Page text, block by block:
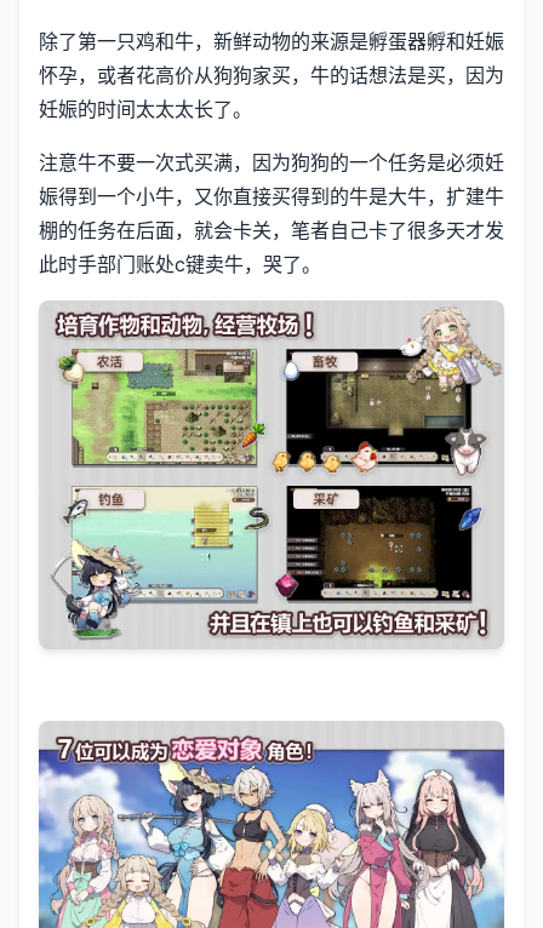
除了第一只鸡和牛，新鲜动物的来源是孵蛋器孵和妊娠
怀孕，或者花高价从狗狗家买，牛的话想法是买，因为
妊娠的时间太太太长了。
注意牛不要一次式买满，因为狗狗的一个任务是必须妊
娠得到一个小牛，又你直接买得到的牛是大牛，扩建牛
棚的任务在后面，就会卡关，笔者自己卡了很多天才发
此时手部门账处c键卖牛，哭了。